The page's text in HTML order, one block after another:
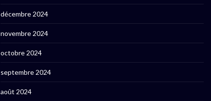
décembre 2024
novembre 2024
octobre 2024
septembre 2024
août 2024